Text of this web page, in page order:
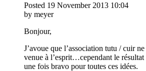
Posted 19 November 2013 10:04
by meyer
Bonjour,
J’avoue que l’association tutu / cuir
venue à l’esprit…cependant le
une fois bravo pour toutes ces idées.